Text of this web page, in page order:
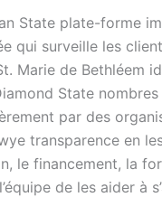
State plate-forme
qui surveille les
Marie de Bethléem
State
par des
transparence en
le financement, la
de les aider à